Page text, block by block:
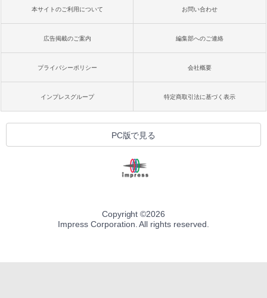
本サイトのご利用について お問い合わせ
広告掲載のご案内 編集部へのご連絡
プライバシーポリシー 会社概要
インプレスグループ 特定商取引法に基づく表示
PC版で見る
Copyright ©2026
Impress Corporation. All rights reserved.